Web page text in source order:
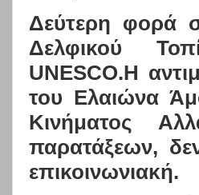
Δεύτερη φορά
Δελφικού
UNESCO.Η
του Ελαιώνα
Κινήματος
παρατάξεων,
επικοινωνιακή.